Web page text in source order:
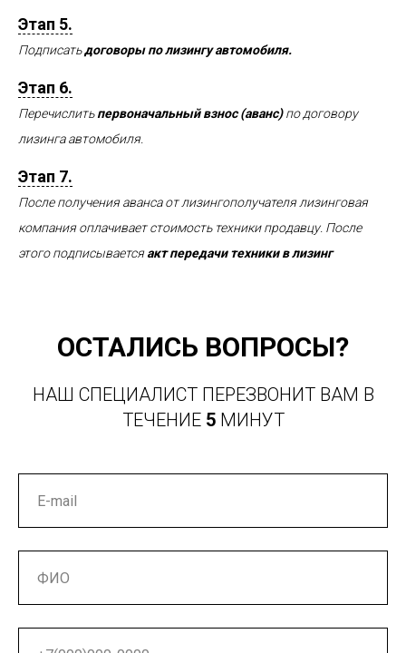
Этап 5.
Подписатьдоговоры по лизингу автомобиля.
Этап 6.
Перечислитьпервоначальный взнос (аванс)по договору
лизинга автомобиля.
Этап 7.
После получения аванса от лизингополучателя лизинговая
компания оплачивает стоимость техники продавцу. После
этого подписываетсяакт передачи техники в лизинг
ОСТАЛИСЬ ВОПРОСЫ?
НАШ СПЕЦИАЛИСТ ПЕРЕЗВОНИТ ВАМ В
ТЕЧЕНИЕ 5МИНУТ